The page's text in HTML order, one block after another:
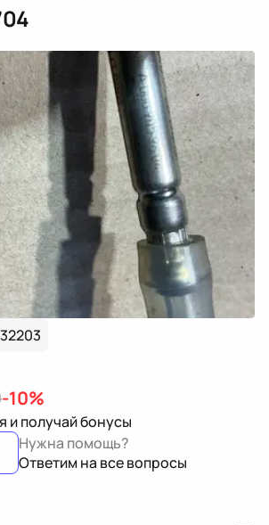
-10%
и получай бонусы
Нужна помощь?
Ответим на все вопросы